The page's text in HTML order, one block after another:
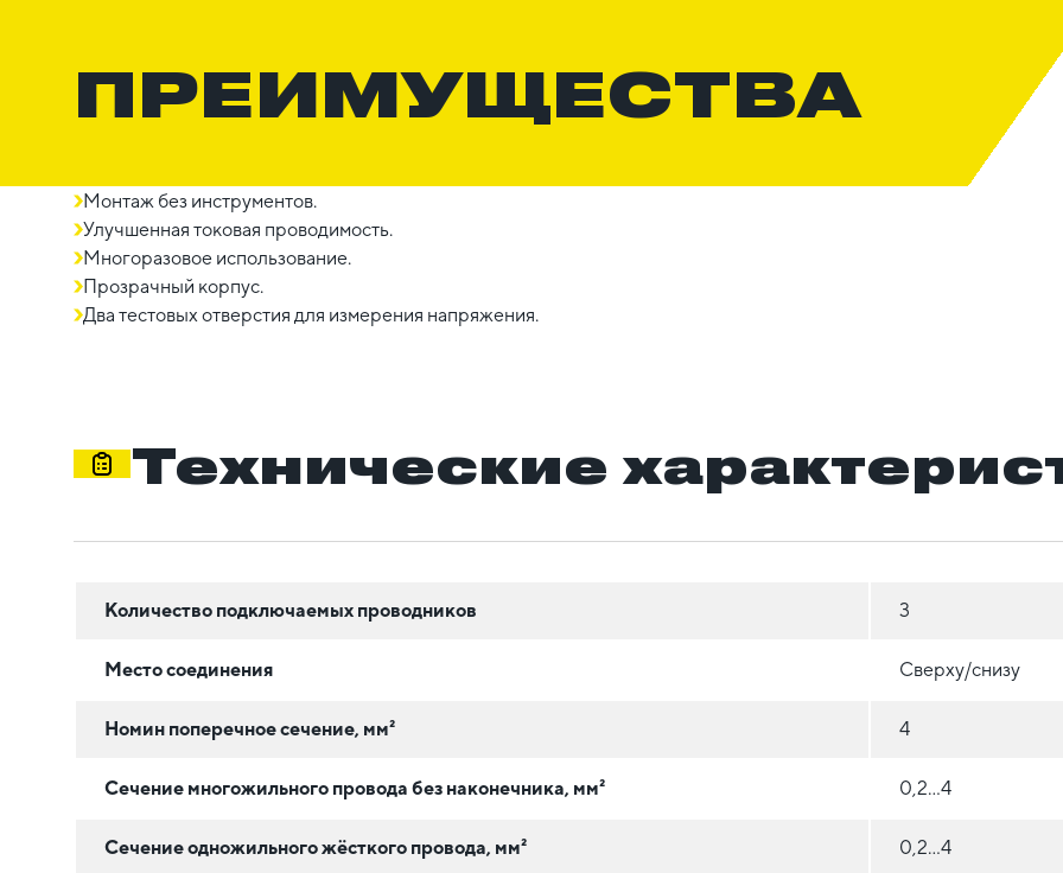
ПРЕИМУЩЕСТВА
Монтаж без инструментов.
Улучшенная токовая проводимость.
Многоразовое использование.
Прозрачный корпус.
Два тестовых отверстия для измерения напряжения.
Технические
Количество подключаемых проводников 3
Место соединения Сверху/снизу
Номин поперечное сечение, мм² 4
Сечение многожильного провода без наконечника, мм² 0,2...4
Сечение одножильного жёсткого провода, мм² 0,2...4